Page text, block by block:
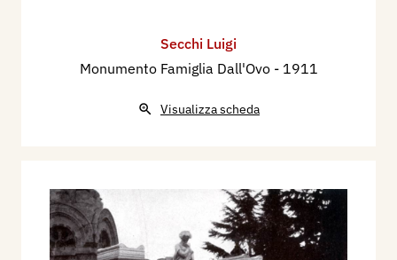
Secchi Luigi
Monumento Famiglia Dall'Ovo - 1911
Visualizza scheda